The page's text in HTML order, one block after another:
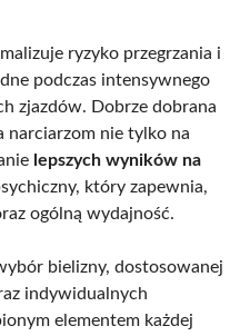
ryzyko przegrzania i
podczas intensywnego
zjazdów. Dobrze dobrana
narciarzom nie tylko na
lepszych wyników na
który zapewnia,
ogólną wydajność.
bielizny, dostosowanej
indywidualnych
elementem każdej